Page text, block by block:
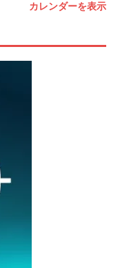
カレンダーを表示